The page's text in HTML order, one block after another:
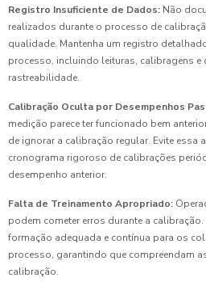
Registro Insuficiente de Dados: Não
realizados durante o processo de
qualidade. Mantenha um registro
processo, incluindo leituras, calibragens e
rastreabilidade.
Calibração Oculta por Desempenhos
medição parece ter funcionado bem
de ignorar a calibração regular. Evite essa
cronograma rigoroso de calibrações
desempenho anterior.
Falta de Treinamento Apropriado:
podem cometer erros durante a
formação adequada e contínua para os
processo, garantindo que compreendam
calibração.